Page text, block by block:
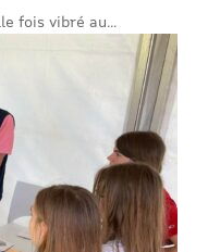
fois vibré au...